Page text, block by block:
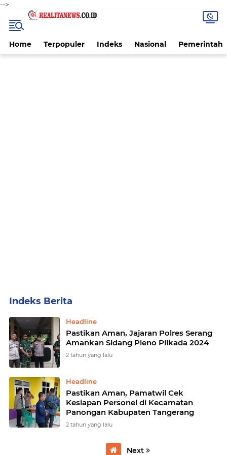
-->
Home Terpopuler Indeks Nasional Pemerintah
Headline
Pastikan Aman, Jajaran Polres Serang
Amankan Sidang Pleno Pilkada 2024
2 tahun yang lalu
Headline
Pastikan Aman, Pamatwil Cek
Kesiapan Personel di Kecamatan
Panongan Kabupaten Tangerang
2 tahun yang lalu
Next